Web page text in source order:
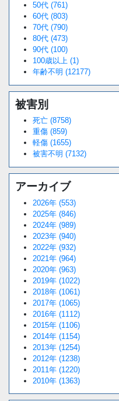
50代 (761)
60代 (803)
70代 (790)
80代 (473)
90代 (100)
100歳以上 (1)
年齢不明 (12177)
被害別
死亡 (8758)
重傷 (859)
軽傷 (1655)
被害不明 (7132)
アーカイブ
2026年 (553)
2025年 (846)
2024年 (989)
2023年 (940)
2022年 (932)
2021年 (964)
2020年 (963)
2019年 (1022)
2018年 (1061)
2017年 (1065)
2016年 (1112)
2015年 (1106)
2014年 (1154)
2013年 (1254)
2012年 (1238)
2011年 (1220)
2010年 (1363)